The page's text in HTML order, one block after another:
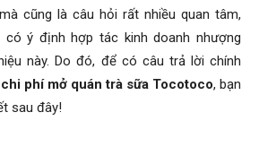
cũng là câu hỏi rất nhiều quan tâm,
ý định hợp tác kinh doanh nhượng
này. Do đó, để có câu trả lời chính
chi phí mở quán trà sữa Tocotoco, bạn
sau đây!